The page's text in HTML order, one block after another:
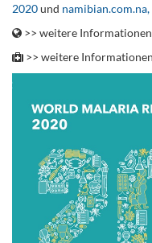
2020und
>> weitere
>> weitere